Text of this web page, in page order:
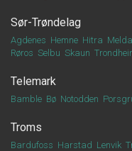
Sør-Trøndelag
Agdenes Hemne Hitra Meldal
Røros Selbu Skaun
Telemark
Bamble Bø Notodden
Troms
Bardufoss Harstad Lenvik